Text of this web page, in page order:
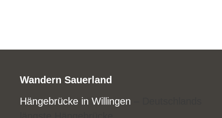
Wandern Sauerland
Hängebrücke in Willingen